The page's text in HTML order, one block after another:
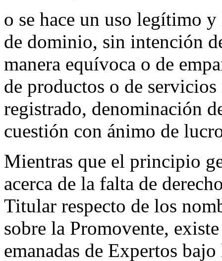
o se hace un uso legítimo
de dominio, sin intención
manera equívoca o de
de productos o de
registrado, denominación
cuestión con ánimo de
Mientras que el principio
acerca de la falta de
Titular respecto de los
sobre la Promovente,
emanadas de Expertos